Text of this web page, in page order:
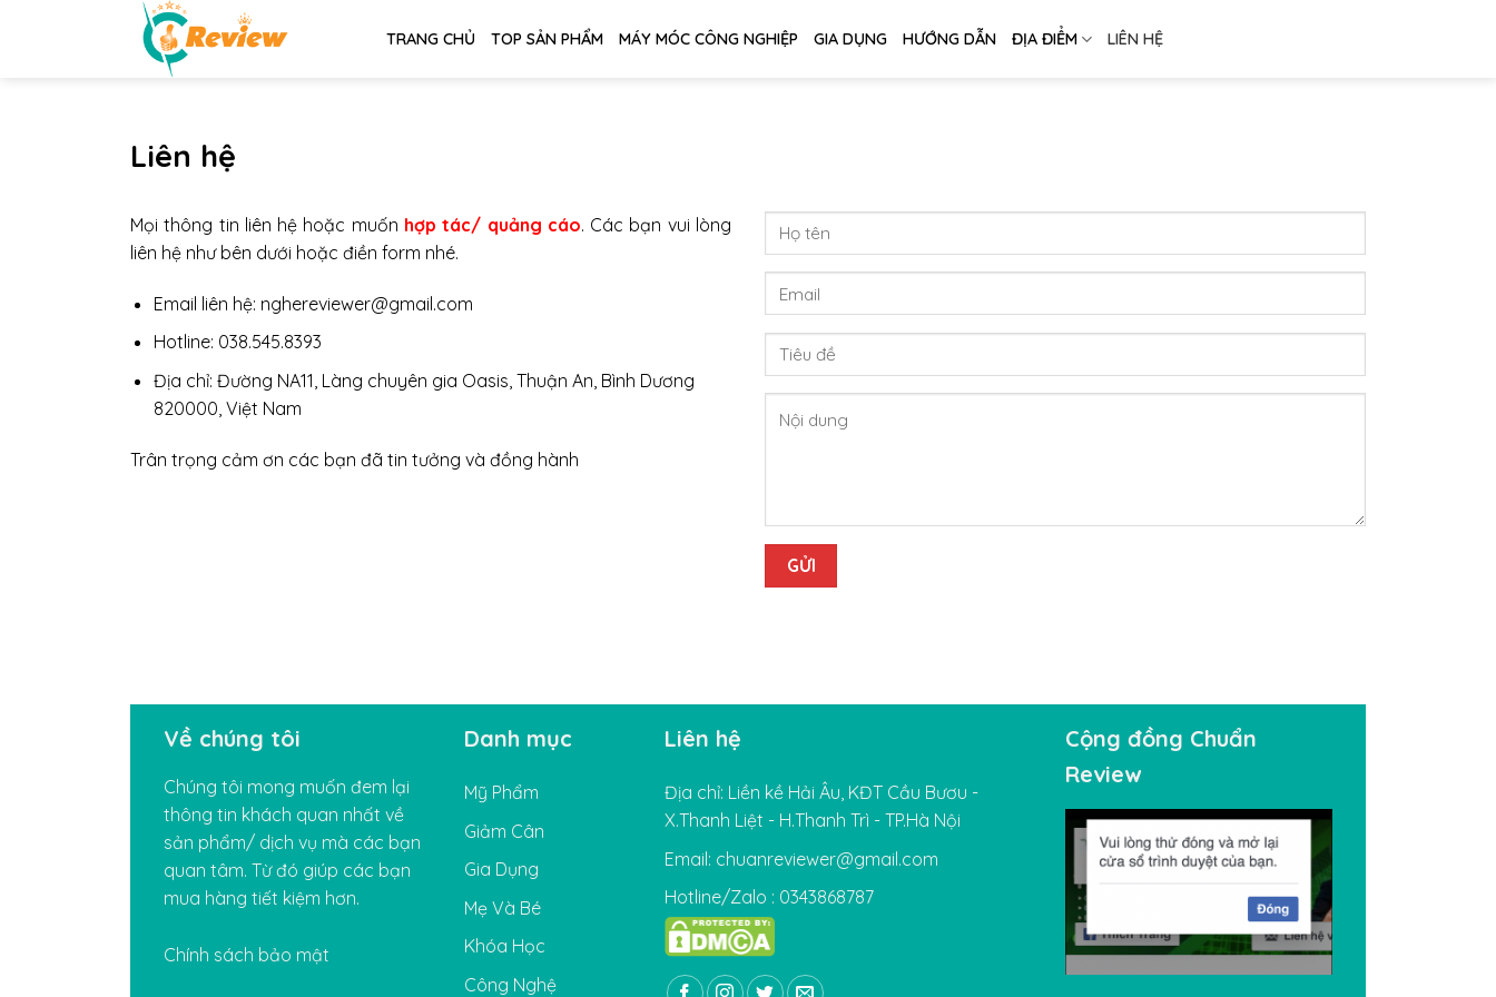
TRANG CHỦ TOP SẢN PHẨM MÁY MÓC CÔNG NGHIỆP GIA DỤNG HƯỚNG DẪN ĐỊA ĐIỂM LIÊN HỆ
Liên hệ
Mọi thông tin liên hệ hoặc muốn hợp tác/ quảng cáo. Các bạn vui lòng
liên hệ như bên dưới hoặc điền form nhé.
Email liên hệ: nghereviewer@gmail.com
Hotline: 038.545.8393
Địa chỉ: Đường NA11, Làng chuyên gia Oasis, Thuận An, Bình Dương
820000, Việt Nam
Trân trọng cảm ơn các bạn đã tin tưởng và đồng hành
Về chúng tôi
Chúng tôi mong muốn đem lại
thông tin khách quan nhất về
sản phẩm/ dịch vụ mà các bạn
quan tâm. Từ đó giúp các bạn
mua hàng tiết kiệm hơn.
Chính sách bảo mật
Danh mục
Mỹ Phẩm
Giảm Cân
Gia Dụng
Mẹ Và Bé
Khóa Học
Công Nghệ
Liên hệ
Địa chỉ: Liền kề Hải Âu, KĐT Cầu Bươu -
X.Thanh Liệt - H.Thanh Trì - TP.Hà Nội
Email: chuanreviewer@gmail.com
Hotline/Zalo : 0343868787
Cộng đồng Chuẩn
Review